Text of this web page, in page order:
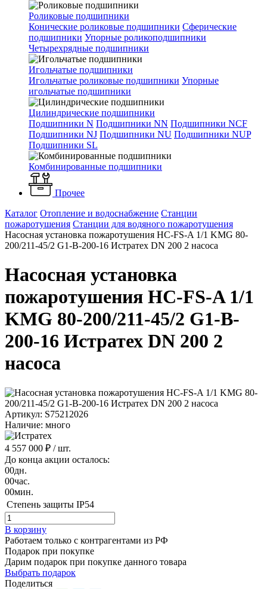
Роликовые подшипники
Конические роликовые подшипники Сферические
подшипники Упорные роликоподшипники
Четырехрядные подшипники
Игольчатые подшипники
Игольчатые роликовые подшипники Упорные
игольчатые подшипники
Цилиндрические подшипники
Подшипники N Подшипники NN Подшипники NCF
Подшипники NJ Подшипники NU Подшипники NUP
Подшипники SL
Комбинированные подшипники
Прочее
Каталог Отопление и водоснабжение Станции
пожаротушения Станции для водяного пожаротушения
Насосная установка пожаротушения HC-FS-A 1/1 KMG 80-
200/211-45/2 G1-B-200-16 Истратех DN 200 2 насоса
Насосная установка
пожаротушения HC-FS-A 1/1
KMG 80-200/211-45/2 G1-B-
200-16 Истратех DN 200 2
насоса
Артикул: S75212026
Наличие: много
4 557 000 ₽ / шт.
До конца акции осталось:
00дн.
00час.
00мин.
Степень защиты IP54
В корзину
Работаем только с контрагентами из РФ
Подарок при покупке
Дарим подарок при покупке данного товара
Выбрать подарок
Поделиться